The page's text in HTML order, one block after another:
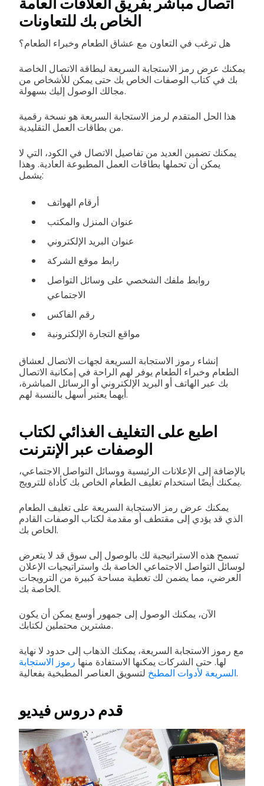
الخاص بك للتعاونات
هل ترغب في التعاون مع عشاق الطعام وخبراء الطعام؟
يمكنك عرض رمز الاستجابة السريعة لبطاقة الاتصال الخاصة
بك في كتاب الوصفات الخاص بك حتى يمكن للأشخاص من
مجالك الوصول إليك بسهولة.
هذا الحل المتقدم لرمز الاستجابة السريعة هو نسخة رقمية
من بطاقات العمل التقليدية.
يمكنك تضمين العديد من تفاصيل الاتصال في الكود، التي لا
يمكن أن تحملها بطاقات العمل المطبوعة العادية. وهذا
يشمل:
أرقام الهواتف
عنوان المنزل والمكتب
عنوان البريد الإلكتروني
رابط موقع الشركة
روابط ملفك الشخصي على وسائل التواصل
الاجتماعي
رقم الفاكس
مواقع التجارة الإلكترونية
إنشاء رموز الاستجابة السريعة لجهات الاتصال لعشاق
الطعام وخبراء الطعام يوفر لهم الراحة في إمكانية الاتصال
بك عبر الهاتف أو البريد الإلكتروني أو الرسائل المباشرة،
أيهما يعتبر أسهل بالنسبة لهم.
اطبع على التغليف الغذائي لكتاب
الوصفات عبر الإنترنت
بالإضافة إلى الإعلانات الرئيسية ووسائل التواصل الاجتماعي،
يمكنك أيضًا استخدام تغليف الطعام الخاص بك كأداة للترويج.
يمكنك عرض رمز الاستجابة السريعة على تغليف الطعام
الذي قد يؤدي إلى مقتطف أو مقدمة لكتاب الوصفات القادم
الخاص بك.
تسمح هذه الاستراتيجية لك بالوصول إلى سوق قد لا يتعرض
لوسائل التواصل الاجتماعي الخاصة بك واستراتيجيات الإعلان
العرضي، مما يضمن لك تغطية مساحة كبيرة من الترويجات
الخاصة بك.
الآن، يمكنك الوصول إلى جمهور أوسع يمكن أن يكون
مشترين محتملين لكتابك.
مع رموز الاستجابة السريعة، يمكنك الذهاب إلى حدود لا نهاية
لها. حتى الشركات يمكنها الاستفادة منها رموز الاستجابة
السريعة لأدوات المطبخلتسويق العناصر المطبخية بفعالية.
قدم دروس فيديو